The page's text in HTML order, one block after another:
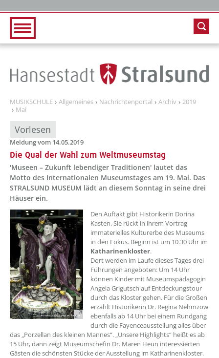
MUSIKSCHULE Allgemeines Nachrichtenportal Archiv
2019
Mai
Vorlesen
Meldung vom 14.05.2019
Die Qual der Wahl zum Weltmuseumstag
'Museen – Zukunft lebendiger Traditionen' lautet das
Motto des Internationalen Museumstages am 19. Mai. Das
STRALSUND MUSEUM lädt an diesem Sonntag in seine drei
Häuser ein.
Den Auftakt gibt Historikerin Dorina
Kasten. Sie rückt in ihrem Vortrag
immaterielles Kulturerbe des Museums
in den Fokus. Beginn ist um 10.30 Uhr im
Katharinenkloster.
Dort werden im Laufe dieses Tages drei
Führungen angeboten: Um 14 Uhr
können Kinder mit Museumspädagogin
Angela Grigutsch auf Entdeckungstour
durch das Kloster gehen. Für die Großen
erzählt Historikerin Dr. Regina Nehmzow
ebenfalls ab 14 Uhr bei einem Rundgang
durch die Fayenceausstellung alles über
das „Porzellan des kleinen Mannes“. „Unsere Highlights“ heißt es ab
15 Uhr, dann zeigt Museumschefin Dr. Maren Heun interessierten
Gästen die schönsten Stücke der Ausstellung im Katharinenkloster.